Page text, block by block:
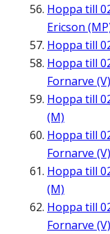
Hoppa till
Ericson
Hoppa till
Hoppa till
Fornarve (V)
Hoppa till
(M)
Hoppa till
Fornarve (V)
Hoppa till
(M)
Hoppa till
Fornarve (V)